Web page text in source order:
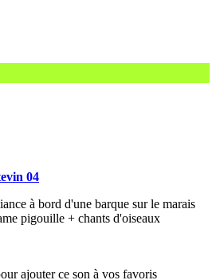
04
à bord d'une barque sur le marais
pigouille + chants d'oiseaux